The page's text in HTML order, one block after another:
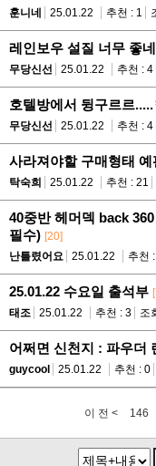
훈니네
25.01.22 추천 : 1
레인보우 설질 너무 좋
무당신선
25.01.22 추천 : 4
호텔방에서 뒹구르르.....
무당신선
25.01.22 추천 : 4
사라져야할 구매형태 예
탁숙희
25.01.22 추천 : 21
40중반 헤머덱 back
필수) [20]
난틀렸어요
25.01.22 추천
25.01.22 수요일 출석부
태조
25.01.22 추천 : 3 조
어쩌면 신천지 : 파우더
guycool
25.01.22 추천 : 0
이 전 < 146